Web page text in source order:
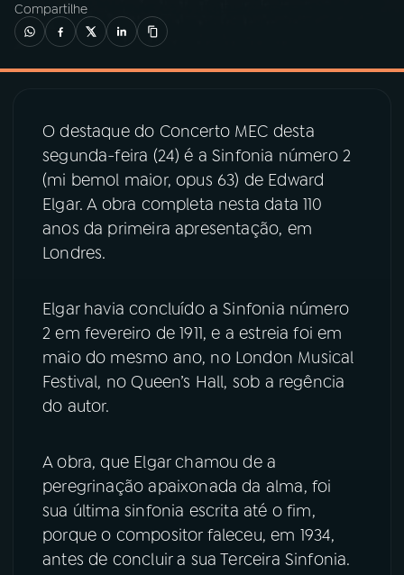
02A RÁDIO
03PROGRAMAÇÃO
04PROGRAMAS
PODCASTS
06VIDEOCASTS
07ÚLTIMAS
PRÊMIO RÁDIO MEC
Instagram X
TikTok
Compartilhe
O destaque do Concerto MEC desta
segunda-feira (24) é a Sinfonia número 2
(mi bemol maior, opus 63) de Edward
Elgar. A obra completa nesta data 110
anos da primeira apresentação, em
Londres.
Elgar havia concluído a Sinfonia número
2 em fevereiro de 1911, e a estreia foi em
maio do mesmo ano, no London Musical
Festival, no Queen’s Hall, sob a regência
do autor.
A obra, que Elgar chamou de a
peregrinação apaixonada da alma, foi
sua última sinfonia escrita até o fim,
porque o compositor faleceu, em 1934,
antes de concluir a sua Terceira Sinfonia.